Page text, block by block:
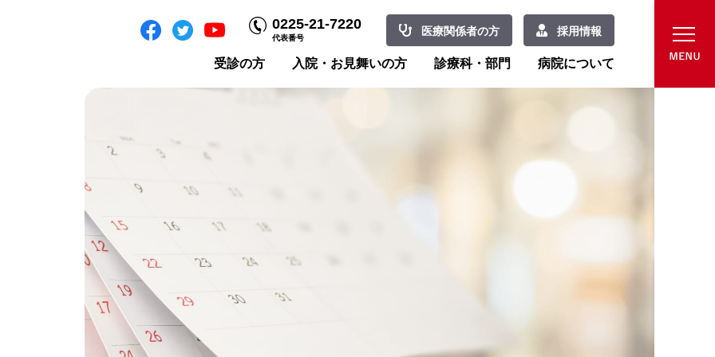
0225-21-7220
代表番号
医療関係者の方 採用情報
受診の方 入院・お見舞いの方 診療科・部門 病院について